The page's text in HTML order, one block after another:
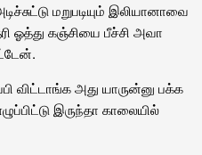
மறுபடியும் இலியானாவை
ஓத்து கஞ்சியை பீச்சி அவா
விட்டாங்க அது யாருன்னு பக்க
இருந்தா காலையில்